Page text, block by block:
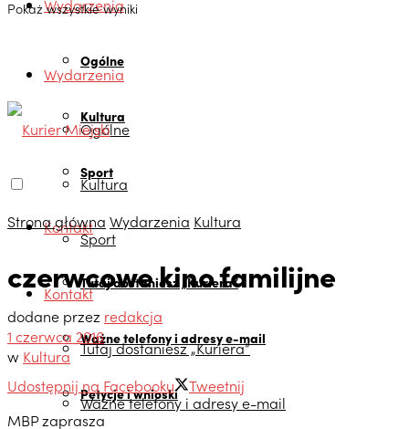
Pokaż wszystkie wyniki
Wydarzenia
Ogólne
Kultura
Sport
Kontakt
Tutaj dostaniesz „Kuriera”
Ważne telefony i adresy e-mail
Petycje i wnioski
Wydarzenia
Ogólne
Kultura
Sport
Kontakt
Tutaj dostaniesz „Kuriera”
Ważne telefony i adresy e-mail
Strona główna Wydarzenia Kultura
czerwcowe kino familijne
dodane przez redakcja
1 czerwca 2016
w Kultura
Udostępnij na Facebooku
Tweetnij
MBP zaprasza